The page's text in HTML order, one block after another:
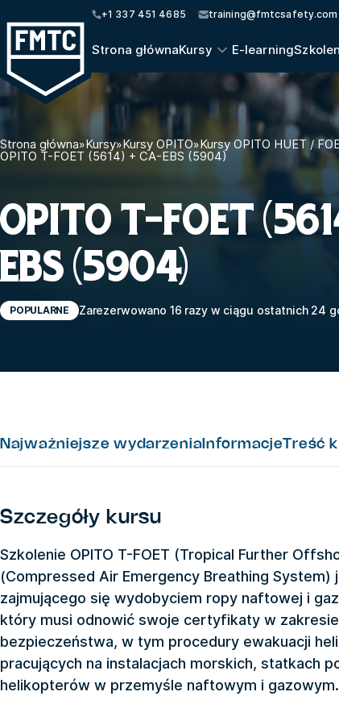
+1 337 451 4685 training@fmtcsafety.com
Strona głównaKursy E-learning
Strona główna»Kursy»Kursy OPITO»Kursy OPITO HUET /
OPITO T-FOET (5614) + CA-EBS (5904)
OPITO T-FOET
EBS (5904)
POPULARNE Zarezerwowano 16 razy w ciągu ostatnich 24
Najważniejsze wydarzenia Informacje Treść
Szczegóły kursu
Szkolenie OPITO T-FOET (Tropical Further
(Compressed Air Emergency Breathing
zajmującego się wydobyciem ropy naftowej i
który musi odnowić swoje certyfikaty w
bezpieczeństwa, w tym procedury ewakuacji
pracujących na instalacjach morskich, statkach
helikopterów w przemyśle naftowym i gazowym.